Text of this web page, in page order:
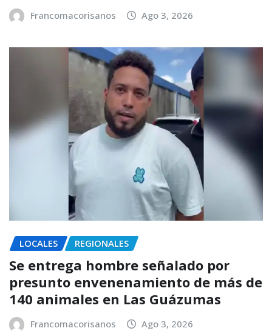
Francomacorisanos Ago 3, 2026
LOCALES REGIONALES
Se entrega hombre señalado por
presunto envenenamiento de más de
140 animales en Las Guázumas
Francomacorisanos Ago 3, 2026